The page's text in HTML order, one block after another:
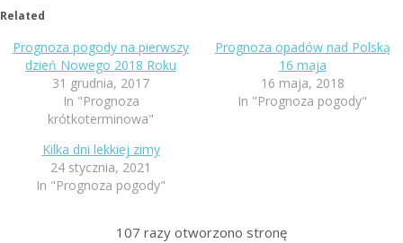
Related
Prognoza pogody na pierwszy
dzień Nowego 2018 Roku
31 grudnia, 2017
In "Prognoza
krótkoterminowa"
Prognoza opadów nad Polską
16 maja
16 maja, 2018
In "Prognoza pogody"
Kilka dni lekkiej zimy
24 stycznia, 2021
In "Prognoza pogody"
107 razy otworzono stronę